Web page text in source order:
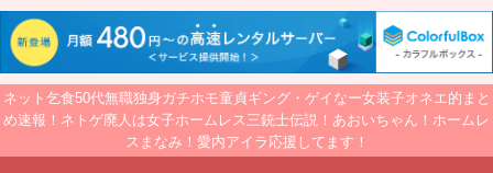
ネット乞食50代無職独身ガチホモ童貞ギング・ゲイなー女装子オネエ的まと
め速報！ネトゲ廃人は女子ホームレス三銃士伝説！あおいちゃん！ホームレ
スまなみ！愛内アイラ応援してます！